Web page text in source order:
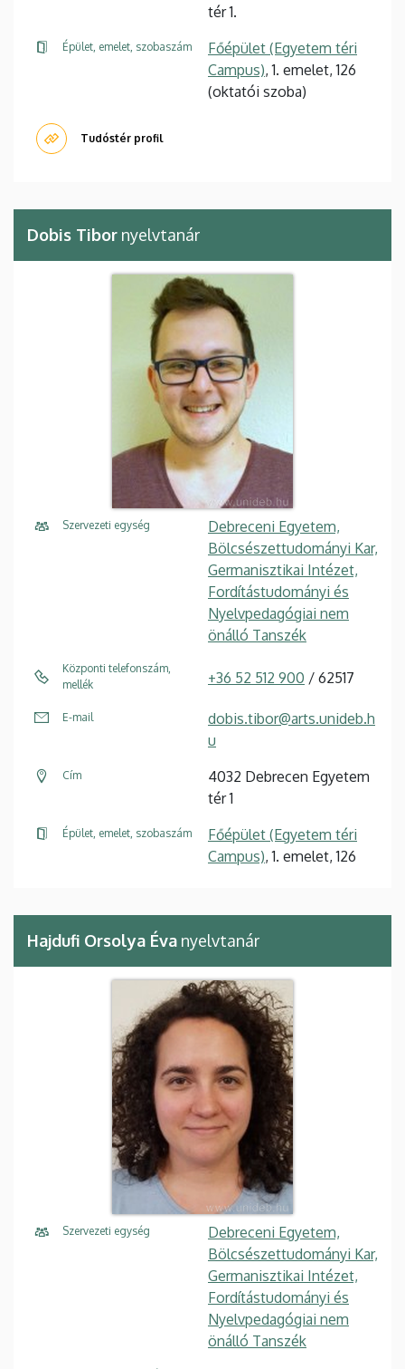
tér 1.
Épület, emelet, szobaszám
Főépület (Egyetem téri
Campus), 1. emelet, 126
(oktatói szoba)
Tudóstér profil
Dobis Tibor nyelvtanár
Szervezeti egység
Debreceni Egyetem,
Bölcsészettudományi Kar,
Germanisztikai Intézet,
Fordítástudományi és
Nyelvpedagógiai nem
önálló Tanszék
Központi telefonszám,
mellék
+36 52 512 900 / 62517
E-mail
dobis.tibor@arts.unideb.h
u
Cím
4032 Debrecen Egyetem
tér 1
Épület, emelet, szobaszám
Főépület (Egyetem téri
Campus), 1. emelet, 126
Hajdufi Orsolya Éva nyelvtanár
Szervezeti egység
Debreceni Egyetem,
Bölcsészettudományi Kar,
Germanisztikai Intézet,
Fordítástudományi és
Nyelvpedagógiai nem
önálló Tanszék